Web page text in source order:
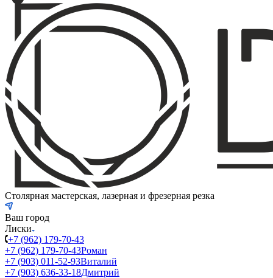
Столярная мастерская, лазерная и фрезерная резка
Ваш город
Лиски
+7 (962) 179-70-43
+7 (962) 179-70-43Роман
+7 (903) 011-52-93Виталий
+7 (903) 636-33-18Дмитрий